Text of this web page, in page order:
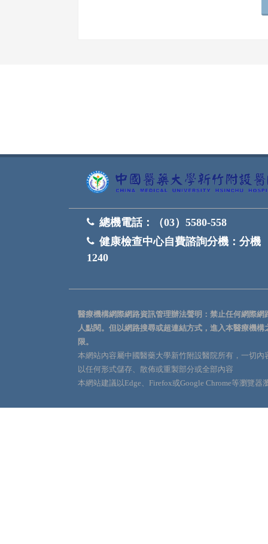
總機電話：
（03）5580-558
健康檢查中心自費諮詢分機： 分機
1240
醫療機構網際網路資訊管理辦法聲明：禁止任何網際
人點閱。但以網路搜尋或超連結方式，進入本醫療機
限。
本網站內容屬中國醫藥大學新竹附設醫院所有，一切
以任何形式儲存、散佈或重製部分或全部內容
本網站建議以Edge、Firefox或Google Chrome等瀏覽器